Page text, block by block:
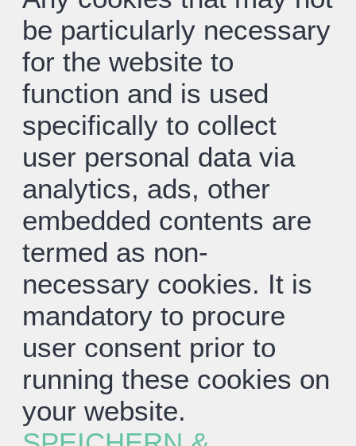
be particularly necessary
for the website to
function and is used
specifically to collect
user personal data via
analytics, ads, other
embedded contents are
termed as non-
necessary cookies. It is
mandatory to procure
user consent prior to
running these cookies on
your website.